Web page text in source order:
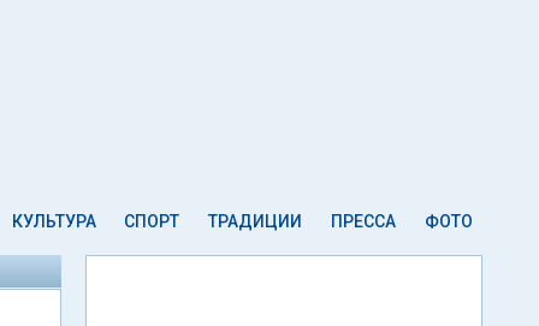
КУЛЬТУРА СПОРТ ТРАДИЦИИ ПРЕССА ФОТО